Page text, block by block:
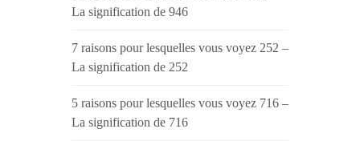
La signification de 946
7 raisons pour lesquelles vous voyez 252 –
La signification de 252
5 raisons pour lesquelles vous voyez 716 –
La signification de 716